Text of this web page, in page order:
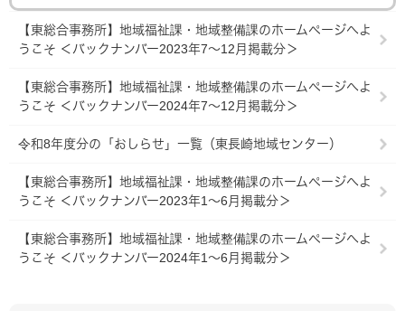
【東総合事務所】地域福祉課・地域整備課のホームページへよ
うこそ ＜バックナンバー2023年7～12月掲載分＞
【東総合事務所】地域福祉課・地域整備課のホームページへよ
うこそ ＜バックナンバー2024年7～12月掲載分＞
令和8年度分の「おしらせ」一覧（東長崎地域センター）
【東総合事務所】地域福祉課・地域整備課のホームページへよ
うこそ ＜バックナンバー2023年1～6月掲載分＞
【東総合事務所】地域福祉課・地域整備課のホームページへよ
うこそ ＜バックナンバー2024年1～6月掲載分＞